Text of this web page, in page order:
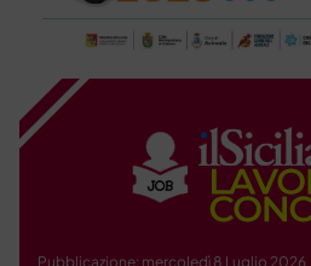
Pubblicazione: mercoledì 8 Luglio 2026